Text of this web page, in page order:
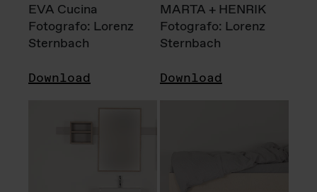
EVA Cucina
Fotografo: Lorenz
Sternbach
Download
MARTA + HENRIK
Fotografo: Lorenz
Sternbach
Download